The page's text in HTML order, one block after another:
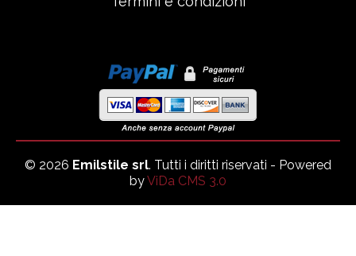
© 2026 Emilstile srl. Tutti i diritti riservati - Powered
byViDa CMS 3.0